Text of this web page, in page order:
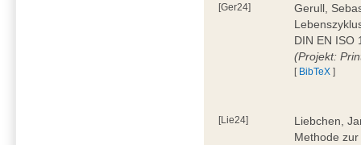
[Ger24]
Gerull,
DIN EN ISO
(Projekt:
[ BibTeX ]
[Lie24]
Liebchen,
Methode